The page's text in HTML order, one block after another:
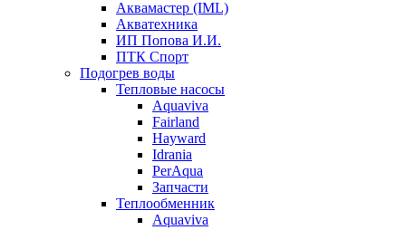
Аквамастер (IML)
Акватехника
ИП Попова И.И.
ПТК Спорт
Подогрев воды
Тепловые насосы
Aquaviva
Fairland
Hayward
Idrania
PerAqua
Запчасти
Теплообменник
Aquaviva